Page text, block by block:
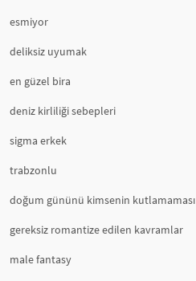
esmiyor
deliksiz uyumak
en güzel bira
deniz kirliliği sebepleri
sigma erkek
trabzonlu
doğum gününü kimsenin kutlamaması
gereksiz romantize edilen kavramlar
male fantasy